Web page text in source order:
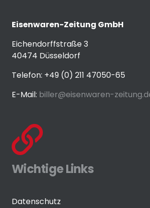
Eisenwaren-Zeitung GmbH
Eichendorffstraße 3
40474 Düsseldorf
Telefon: +49 (0) 211 47050-65
E-Mail: biller@eisenwaren-
Wichtige Links
Datenschutz